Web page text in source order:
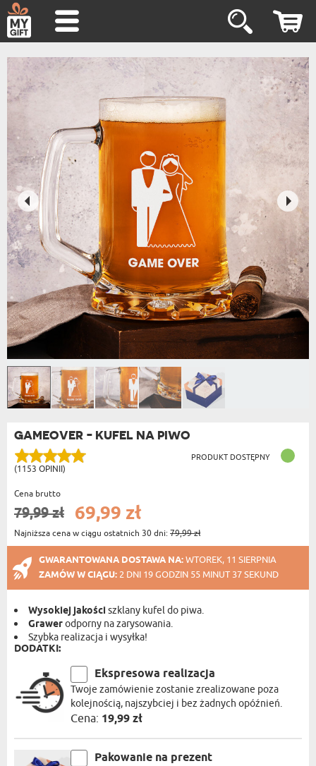
GAMEOVER - KUFEL NA PIWO
(1153 OPINII)
PRODUKT DOSTĘPNY
Cena brutto
79,99 zł 69,99 zł
Najniższa cena w ciągu ostatnich 30 dni:79,99 zł
GWARANTOWANA DOSTAWA NA:WTOREK, 11 SIERPNIA
ZAMÓW W CIĄGU: 2 DNI 19 GODZIN 55 MINUT 37 SEKUND
Wysokiej jakości szklany kufel do piwa.
Grawerodporny na zarysowania.
Szybka realizacja i wysyłka!
DODATKI:
Ekspresowa realizacja
Twoje zamówienie zostanie zrealizowane poza
kolejnością, najszybciej i bez żadnych opóźnień.
Cena: 19,99 zł
Pakowanie na prezent